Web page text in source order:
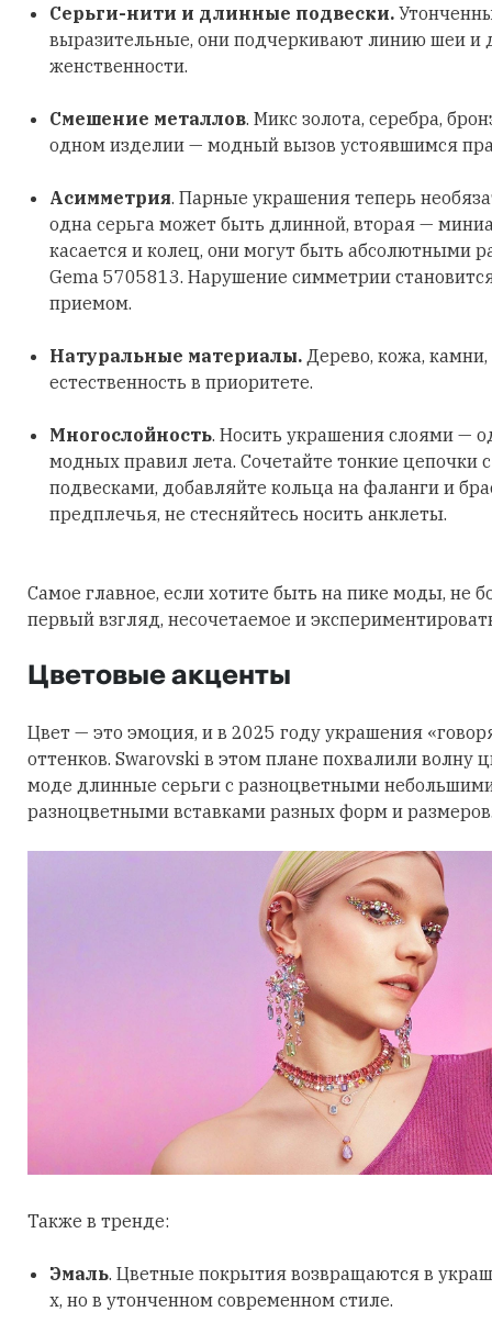
Серьги-нити и длинные подвески.
выразительные, они подчеркивают линию шеи и
женственности.
Смешение металлов. Микс золота, серебра,
одном изделии — модный вызов устоявшимся
Асимметрия. Парные украшения теперь
одна серьга может быть длинной, вторая —
касается и колец, они могут быть абсолютными
Gema 5705813. Нарушение симметрии
приемом.
Натуральные материалы. Дерево, кожа,
естественность в приоритете.
Многослойность. Носить украшения слоями —
модных правил лета. Сочетайте тонкие цепочки
подвесками, добавляйте кольца на фаланги и
предплечья, не стесняйтесь носить анклеты.
Самое главное, если хотите быть на пике моды, не
первый взгляд, несочетаемое и
Цветовые акценты
Цвет — это эмоция, и в 2025 году украшения
оттенков. Swarovski в этом плане похвалили волну
моде длинные серьги с разноцветными
разноцветными вставками разных форм и
Также в тренде:
Эмаль. Цветные покрытия возвращаются в
х, но в утонченном современном стиле.